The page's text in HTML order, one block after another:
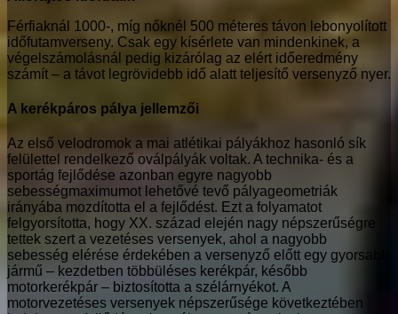
Férfiaknál 1000-, míg nőknél 500 méteres távon lebonyolított
időfutamverseny. Csak egy kísérlete van mindenkinek, a
végelszámolásnál pedig kizárólag az elért időeredmény
számít – a távot legrövidebb idő alatt teljesítő versenyző nyer.
A kerékpáros pálya jellemzői
Az első velodromok a mai atlétikai pályákhoz hasonló sík
felülettel rendelkező oválpályák voltak. A technika- és a
sportág fejlődése azonban egyre nagyobb
sebességmaximumot lehetővé tevő pályageometriák
irányába mozdította el a fejlődést. Ezt a folyamatot
felgyorsította, hogy XX. század elején nagy népszerűségre
tettek szert a vezetéses versenyek, ahol a nagyobb
sebesség elérése érdekében a versenyző előtt egy gyorsabb
jármű – kezdetben többüléses kerékpár, később
motorkerékpár – biztosította a szélárnyékot. A
motorvezetéses versenyek népszerűsége következtében